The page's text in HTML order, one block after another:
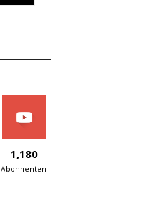
1,180
Abonnenten